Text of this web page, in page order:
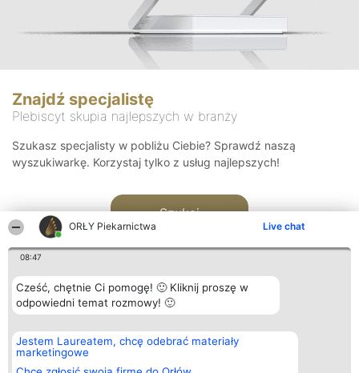
ORŁY Piekarnictwa Live chat
08:47
Cześć, chętnie Ci pomogę! 🙂 Kliknij proszę w
odpowiedni temat rozmowy! 🙂
Jestem Laureatem, chcę odebrać materiały
marketingowe
Znajdź specjalistę
Plebiscyt skupia najlepszych w branży
Szukasz specjalisty w pobliżu Ciebie? Sprawdź naszą
wyszukiwarkę. Korzystaj tylko z usług najlepszych!
Szukaj
Organizator plebiscytu
Bright Side Solutions sp. z o.
o. sp. k.
ul. Ruska 22
Plebiscyt
Laureaci
wszystkich
Kontakt
Kontakt